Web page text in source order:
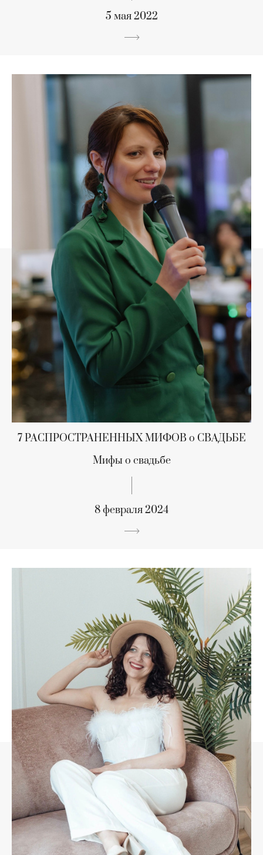
5 мая 2022
7 РАСПРОСТРАНЕННЫХ МИФОВ о СВАДЬБЕ
Мифы о свадьбе
8 февраля 2024